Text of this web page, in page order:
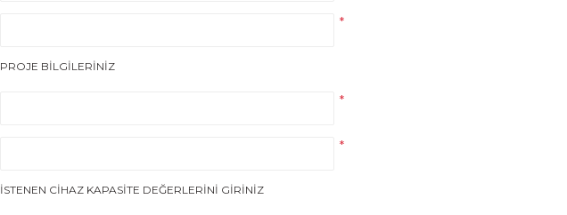
*
PROJE BİLGİLERİNİZ
*
*
İSTENEN CİHAZ KAPASİTE DEĞERLERİNİ GİRİNİZ